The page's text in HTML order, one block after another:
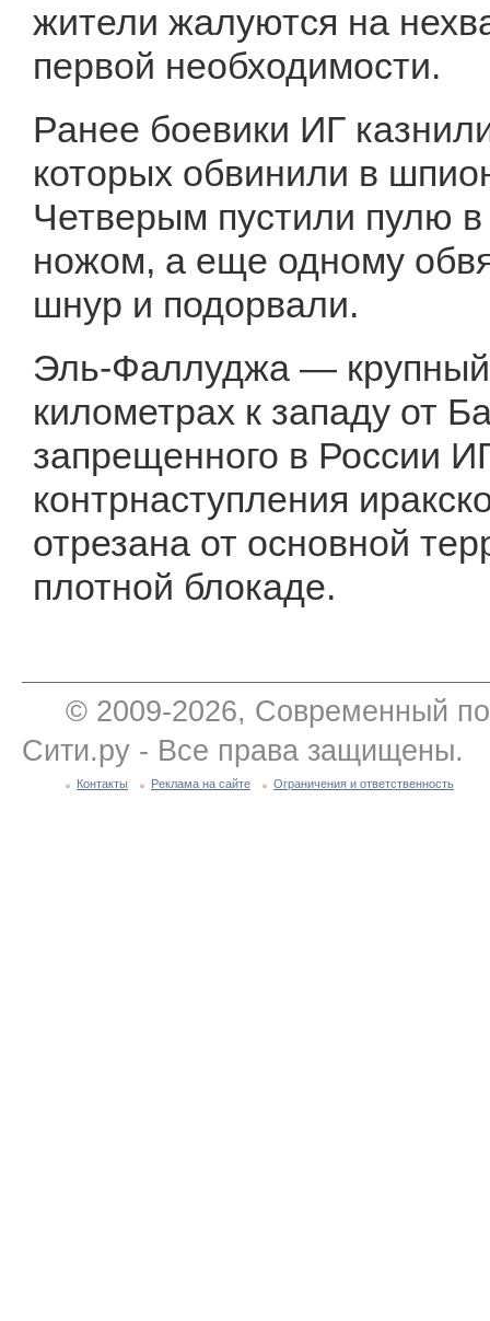
жители жалуются на
первой необходимости.
Ранее боевики ИГ
которых обвинили в
Четверым пустили пулю в
ножом, а еще одному
шнур и подорвали.
Эль-Фаллуджа — крупный
километрах к западу от
запрещенного в России
контрнаступления
отрезана от основной
плотной блокаде.
© 2009-2026, Современный
Сити.ру - Все права защищены.
Контакты Реклама на сайте Ограничения и ответственность